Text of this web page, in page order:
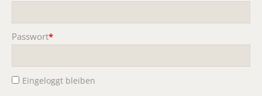
Passwort*
Eingeloggt bleiben